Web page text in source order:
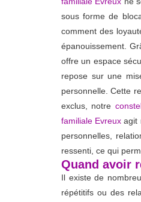
sous forme de
comment des
épanouissement.
offre un espace
repose sur une
personnelle. Cette
exclus, notre
familiale Evreux agit
personnelles,
ressenti, ce qui
Quand avoir
Il existe de
répétitifs ou des